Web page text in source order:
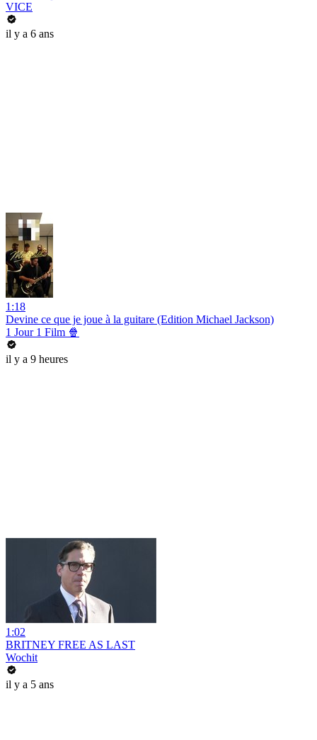
VICE
il y a 6 ans
1:18
Devine ce que je joue à la guitare (Edition Michael Jackson)
1 Jour 1 Film 🍿
il y a 9 heures
1:02
BRITNEY FREE AS LAST
Wochit
il y a 5 ans